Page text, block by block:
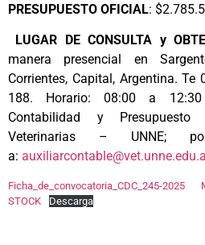
PRESUPUESTO OFICIAL:
LUGAR DE CONSULTA y
manera presencial en
Corrientes, Capital, Argentina. Te
188. Horario: 08:00 a
Contabilidad y
Veterinarias – UNNE;
a:
Ficha_de_convocatoria_CDC_245-
STOCK
Descarga